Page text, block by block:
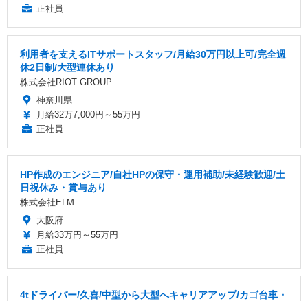
正社員
利用者を支えるITサポートスタッフ/月給30万円以上可/完全週
休2日制/大型連休あり
株式会社RIOT GROUP
神奈川県
月給32万7,000円～55万円
正社員
HP作成のエンジニア/自社HPの保守・運用補助/未経験歓迎/土
日祝休み・賞与あり
株式会社ELM
大阪府
月給33万円～55万円
正社員
4tドライバー/久喜/中型から大型へキャリアアップ/カゴ台車・